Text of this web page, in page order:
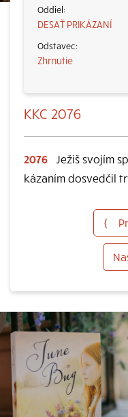
DESAŤ PRIKÁZANÍ
Zhrnutie
KKC 2076
2076
Ježiš svojím
kázaním dosvedčil
⟨